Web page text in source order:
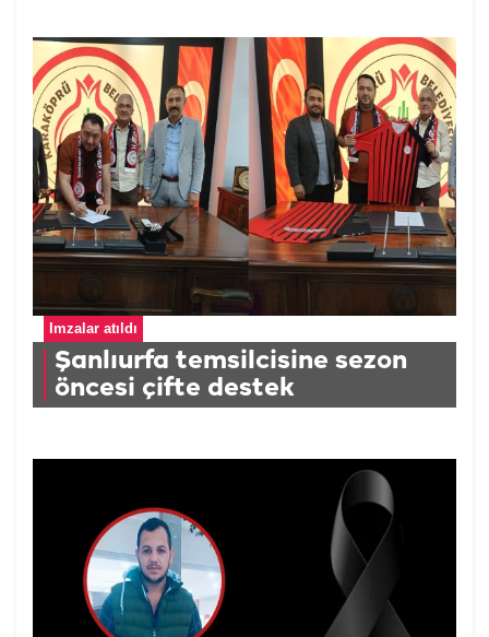
İmzalar atıldı
Şanlıurfa temsilcisine sezon
öncesi çifte destek